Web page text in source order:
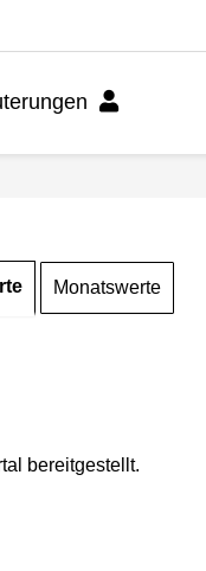
Monatswerte
bereitgestellt.